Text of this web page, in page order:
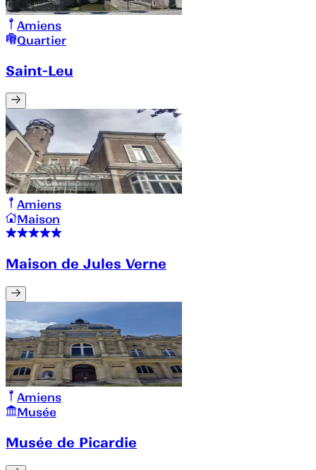
Amiens
Quartier
Saint-Leu
Amiens
Maison
Maison de Jules Verne
Amiens
Musée
Musée de Picardie